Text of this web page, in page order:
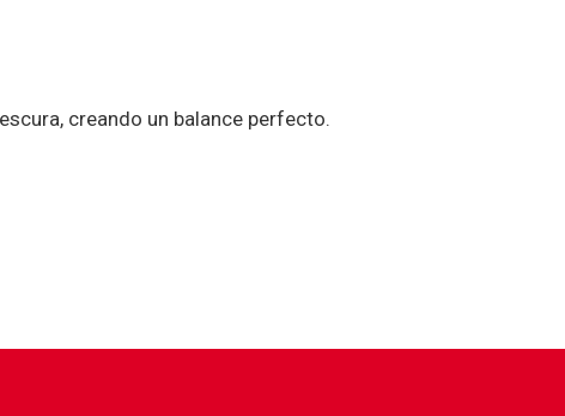
creando un balance perfecto.